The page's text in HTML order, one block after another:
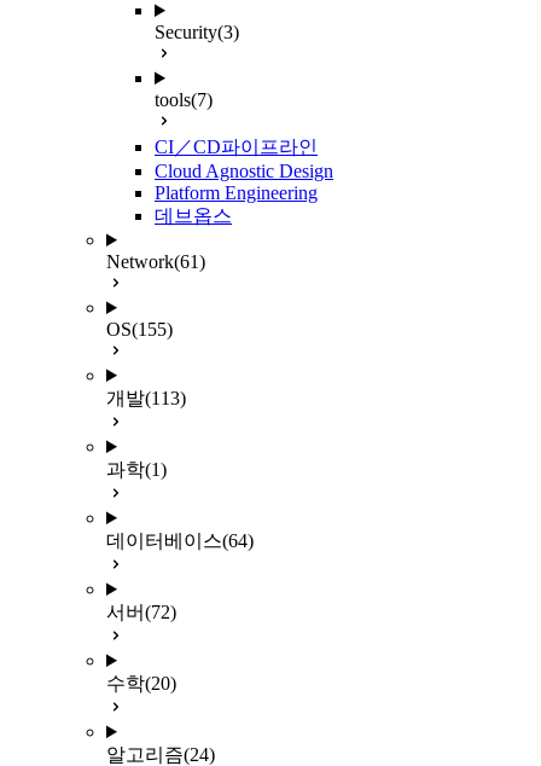
Security(3)
tools(7)
CI／CD파이프라인
Cloud Agnostic Design
Platform Engineering
데브옵스
Network(61)
OS(155)
개발(113)
과학(1)
데이터베이스(64)
서버(72)
수학(20)
알고리즘(24)